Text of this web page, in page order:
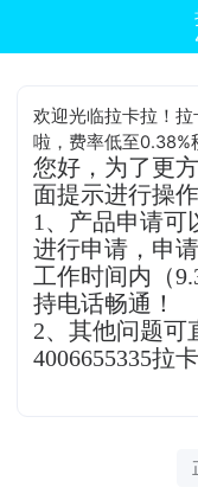
欢迎光临拉卡拉！
啦，费率低至0.38%
您好，为了更
面提示进行操作
1、产品申请可
进行申请，申
工作时间内（
持电话畅通！
2、其他问题可
4006655335拉